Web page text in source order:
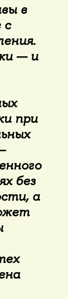
в
с
— и
при
без
а